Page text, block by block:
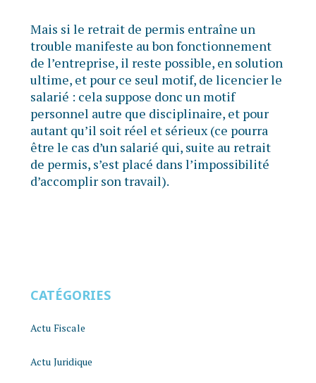
Mais si le retrait de permis entraîne un
trouble manifeste au bon fonctionnement
de l’entreprise, il reste possible, en solution
ultime, et pour ce seul motif, de licencier le
salarié : cela suppose donc un motif
personnel autre que disciplinaire, et pour
autant qu’il soit réel et sérieux (ce pourra
être le cas d’un salarié qui, suite au retrait
de permis, s’est placé dans l’impossibilité
d’accomplir son travail).
CATÉGORIES
Actu Fiscale
Actu Juridique